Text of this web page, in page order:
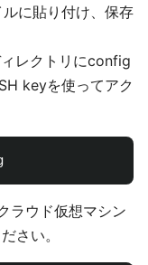
ルに貼り付け、保存
レクトリにconfig
keyを使ってアク
ラウド仮想マシン
さい。